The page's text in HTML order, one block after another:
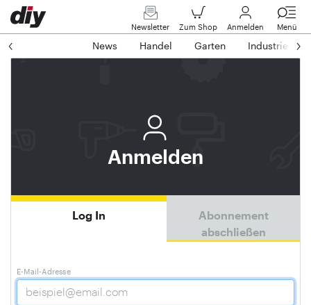
Newsletter Zum Shop Anmelden Menü
News Handel Garten Industrie
Anmelden
Log In
Abonnement
abschließen
E-Mail-Adresse